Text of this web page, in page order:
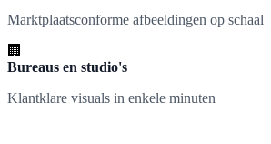
Marktplaatsconforme afbeeldingen op schaal
🏢
Bureaus en studio's
Klantklare visuals in enkele minuten